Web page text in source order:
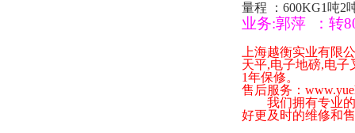
量程
： 600KG1 吨2
业务:郭萍 ： 转
上海越衡实业有限
天平,电子地磅,电子
1年保修。
售后服务：
我们拥有专业的
好更及时的维修和